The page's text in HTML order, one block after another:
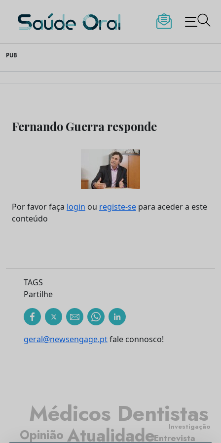
to
content
Saúde Oral
PUB
Fernando Guerra responde
Por favor faça login ou registe-se para aceder a este
conteúdo
TAGS
Partilhe
geral@newsengage.ptfale connosco!
Atualidade
Médicos Dentistas
Entrevista
Opinião Investigação